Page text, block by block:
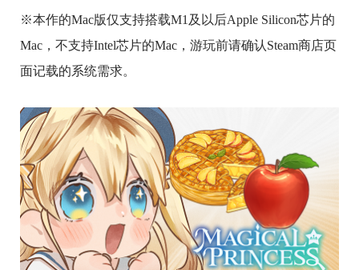
※本作的Mac版仅支持搭载M1及以后Apple Silicon芯片的
Mac，不支持Intel芯片的Mac，游玩前请确认Steam商店页
面记载的系统需求。